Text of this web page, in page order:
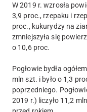
W 2019 r. wzrosła
3,9 proc., rzepaku i
proc., kukurydzy na
zmniejszyła się
o 10,6 proc.
Pogłowie bydła
mln szt. i było o 1,3
poprzedniego.
2019 r.) liczyło 11,2